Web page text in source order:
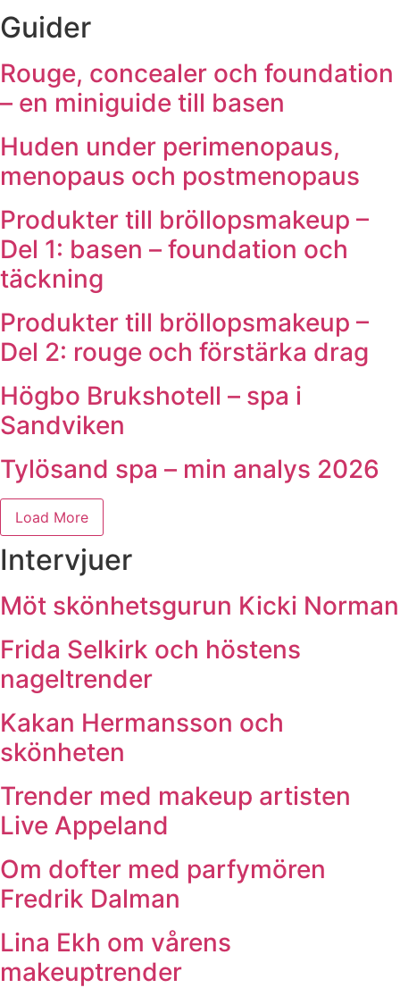
Guider
Rouge, concealer och foundation
– en miniguide till basen
Huden under perimenopaus,
menopaus och postmenopaus
Produkter till bröllopsmakeup –
Del 1: basen – foundation och
täckning
Produkter till bröllopsmakeup –
Del 2: rouge och förstärka drag
Högbo Brukshotell – spa i
Sandviken
Tylösand spa – min analys 2026
Load More
Intervjuer
Möt skönhetsgurun Kicki Norman
Frida Selkirk och höstens
nageltrender
Kakan Hermansson och
skönheten
Trender med makeup artisten
Live Appeland
Om dofter med parfymören
Fredrik Dalman
Lina Ekh om vårens
makeuptrender